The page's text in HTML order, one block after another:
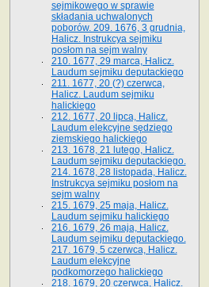
sejmikowego w sprawie
składania uchwalonych
poborów. 209. 1676, 3 grudnia,
Halicz. Instrukcya sejmiku
posłom na sejm walny
210. 1677, 29 marca, Halicz.
Laudum sejmiku deputackiego
211. 1677, 20 (?) czerwca,
Halicz. Laudum sejmiku
halickiego
212. 1677, 20 lipca, Halicz.
Laudum elekcyjne sędziego
ziemskiego halickiego
213. 1678, 21 lutego, Halicz.
Laudum sejmiku deputackiego.
214. 1678, 28 listopada, Halicz.
Instrukcya sejmiku posłom na
sejm walny
215. 1679, 25 maja, Halicz.
Laudum sejmiku halickiego
216. 1679, 26 maja, Halicz.
Laudum sejmiku deputackiego.
217. 1679, 5 czerwca, Halicz.
Laudum elekcyjne
podkomorzego halickiego
218. 1679, 20 czerwca, Halicz.